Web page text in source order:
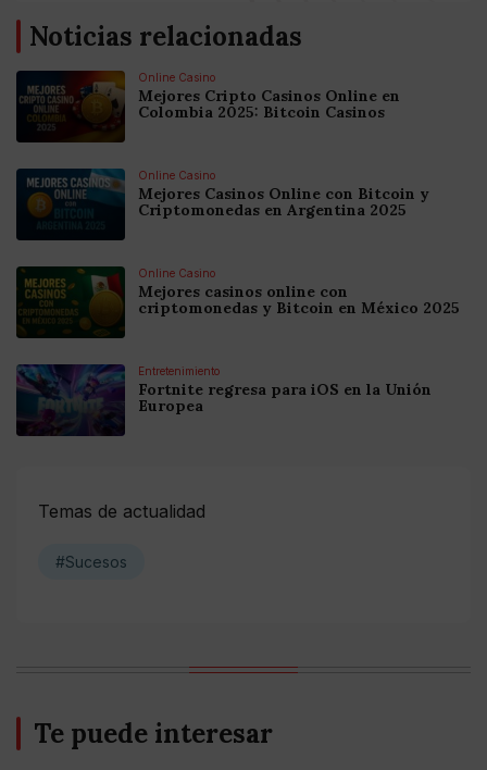
Noticias relacionadas
Online Casino
Mejores Cripto Casinos Online en
Colombia 2025: Bitcoin Casinos
Online Casino
Mejores Casinos Online con Bitcoin y
Criptomonedas en Argentina 2025
Online Casino
Mejores casinos online con
criptomonedas y Bitcoin en México 2025
Entretenimiento
Fortnite regresa para iOS en la Unión
Europea
Temas de actualidad
#Sucesos
Te puede interesar